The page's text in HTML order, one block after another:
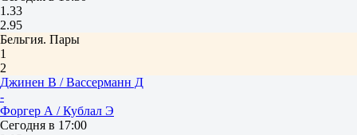
1.33
2.95
Бельгия. Пары
1
2
Джинен В / Вассерманн Д
-
Форгер А / Кублал Э
Сегодня в 17:00